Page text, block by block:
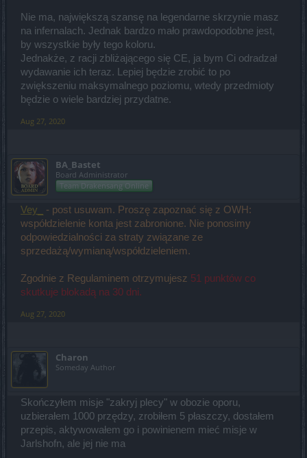
Nie ma, największą szansę na legendarne skrzynie masz
na infernalach. Jednak bardzo mało prawdopodobne jest,
by wszystkie były tego koloru.
Jednakże, z racji zbliżającego się CE, ja bym Ci odradzał
wydawanie ich teraz. Lepiej będzie zrobić to po
zwiększeniu maksymalnego poziomu, wtedy przedmioty
będzie o wiele bardziej przydatne.
Aug 27, 2020
BA_Bastet
Board Administrator
Team Drakensang Online
Vey_
- post usuwam. Proszę zapoznać się z OWH:
współdzielenie konta jest zabronione. Nie ponosimy
odpowiedzialności za straty związane ze
sprzedażą/wymianą/współdzieleniem.
Zgodnie z Regulaminem otrzymujesz 51 punktów co
skutkuje blokadą na 30 dni.
Aug 27, 2020
Charon
Someday Author
Skończyłem misje "zakryj plecy" w obozie oporu,
uzbierałem 1000 przędzy, zrobiłem 5 płaszczy, dostałem
przepis, aktywowałem go i powinienem mieć misje w
Jarlshofn, ale jej nie ma